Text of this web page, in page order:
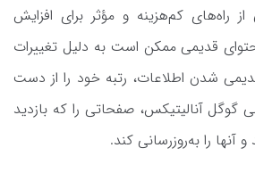
راه‌های کم‌هزینه و مؤثر برای افزایش
قدیمی ممکن است به دلیل تغییرات
شدن اطلاعات، رتبه خود را از دست
گوگل آنالیتیکس، صفحاتی را که بازدید
آنها را به‌روزرسانی کند.